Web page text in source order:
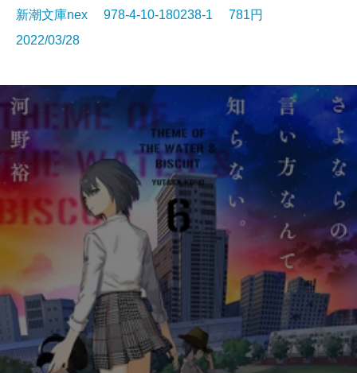
新潮文庫nex 978-4-10-180238-1 781円
2022/03/28